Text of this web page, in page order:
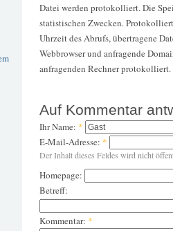
Datei werden protokolliert. Die
statistischen Zwecken.
Uhrzeit des Abrufs, übertragene
Webbrowser und anfragende
anfragenden Rechner protokolliert.
Auf Kommentar
Ihr Name: *
E-Mail-Adresse: *
Der Inhalt dieses Feldes wird nicht
Homepage:
Betreff:
Kommentar: *